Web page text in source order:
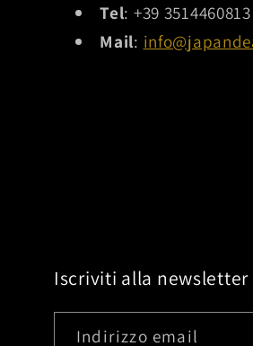
Tel: +39 3514460813
Mail:
Iscriviti alla newsletter
Indirizzo email